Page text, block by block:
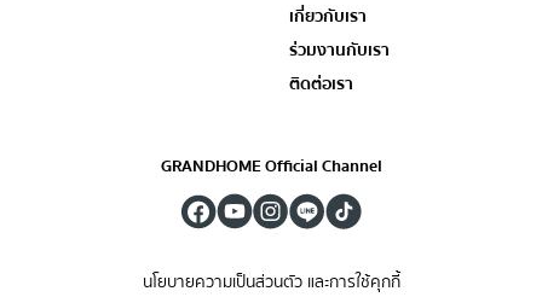
เกี่ยวกับเรา
ร่วมงานกับเรา
ติดต่อเรา
GRANDHOME Official Channel
นโยบายความเป็นส่วนตัว และการใช้คุกกี้